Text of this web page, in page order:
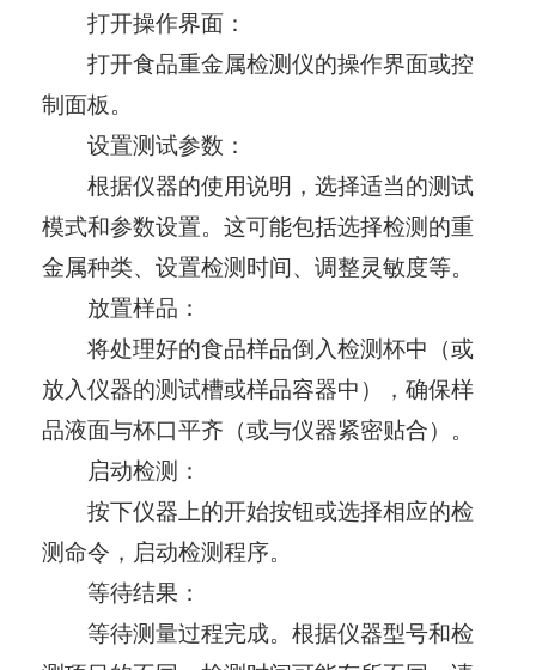
打开操作界面：
打开食品重金属检测仪的操作界面或控
制面板。
设置测试参数：
根据仪器的使用说明，选择适当的测试
模式和参数设置。这可能包括选择检测的重
金属种类、设置检测时间、调整灵敏度等。
放置样品：
将处理好的食品样品倒入检测杯中（或
放入仪器的测试槽或样品容器中），确保样
品液面与杯口平齐（或与仪器紧密贴合）。
启动检测：
按下仪器上的开始按钮或选择相应的检
测命令，启动检测程序。
等待结果：
等待测量过程完成。根据仪器型号和检